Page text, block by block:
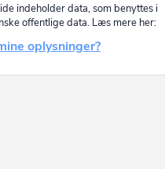
indeholder data, som benyttes i
offentlige data. Læs mere her:
oplysninger?